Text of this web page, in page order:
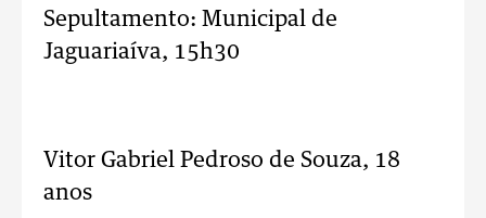
Sepultamento: Municipal de
Jaguariaíva, 15h30
Vitor Gabriel Pedroso de Souza, 18
anos